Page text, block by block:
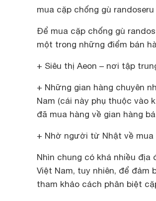
mua cặp chống gù
Để mua cặp chống gù
một trong những điểm bán
+ Siêu thị Aeon – nơi tập
+ Những gian hàng chuyên
Nam (cái này phụ thuộc vào
đã mua hàng về gian hàng
+ Nhờ người từ Nhật về mua
Nhìn chung có khá nhiều
Việt Nam, tuy nhiên, để đảm
tham khảo cách phân biệt